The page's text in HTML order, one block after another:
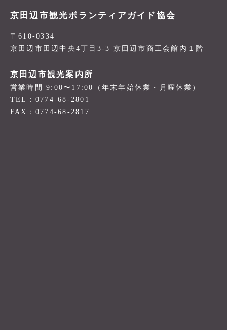
京田辺市観光ボランティアガイド協会
〒610-0334
京田辺市田辺中央4丁目3-3 京田辺市商工会館内１階
京田辺市観光案内所
営業時間 9:00〜17:00（年末年始休業・月曜休業）
TEL：0774-68-2801
FAX：0774-68-2817